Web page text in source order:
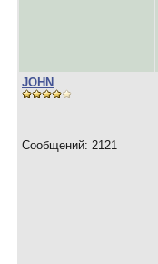
JOHN
Сообщений: 2121